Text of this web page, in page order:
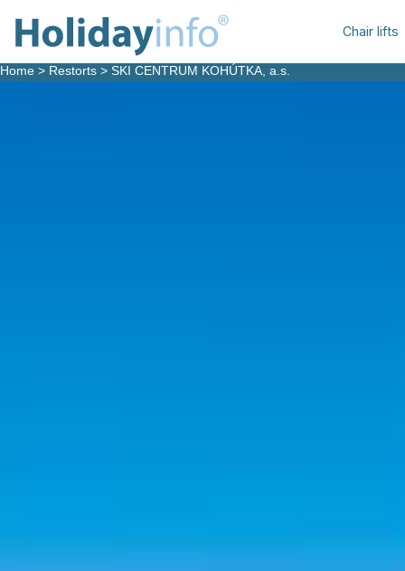
Chair lifts
Home > Restorts > SKI CENTRUM KOHÚTKA, a.s.